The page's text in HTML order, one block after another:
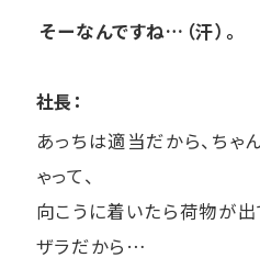
そーなんですね…（汗）。
社長：
あっちは適当だから、ちゃ
ゃって、
向こうに着いたら荷物が
ザラだから…